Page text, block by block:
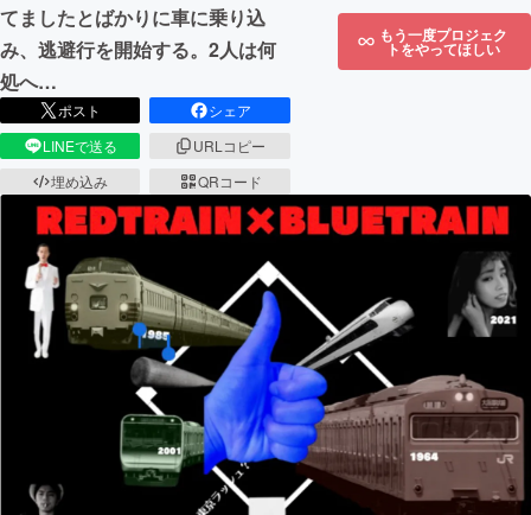
てましたとばかりに車に乗り込
み、逃避行を開始する。2人は何
処へ…
ポスト
シェア
LINEで送る
URLコピー
埋め込み
QRコード
もう一度プロジェク
トをやってほしい